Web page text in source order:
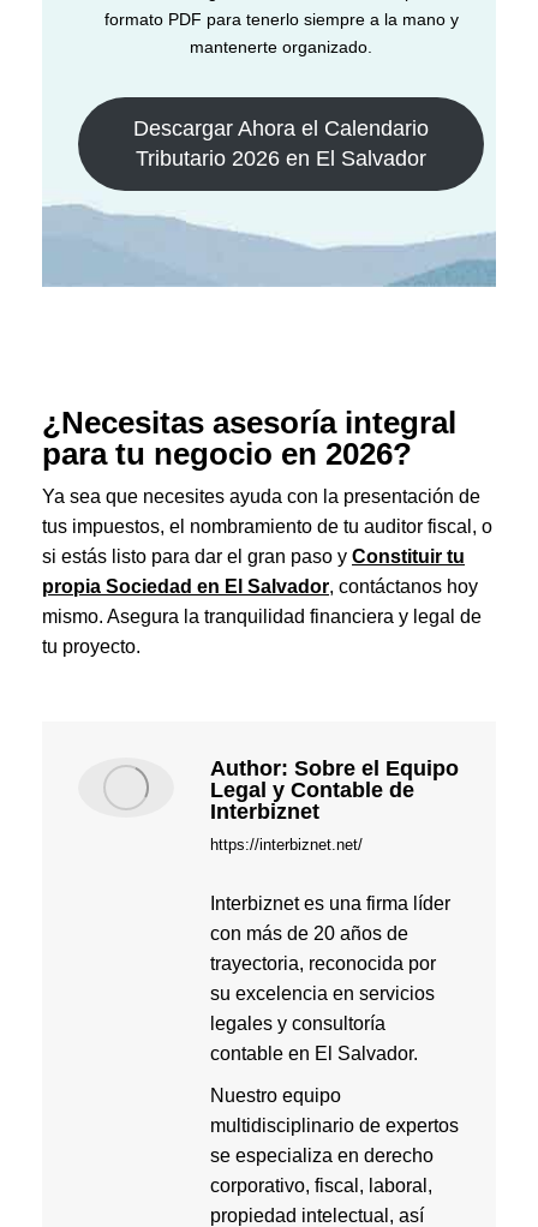
formato PDF para tenerlo siempre a la mano y
mantenerte organizado.
Descargar Ahora el Calendario
Tributario 2026 en El Salvador
¿Necesitas asesoría integral
para tu negocio en 2026?
Ya sea que necesites ayuda con la presentación de
tus impuestos, el nombramiento de tu auditor fiscal, o
si estás listo para dar el gran paso y Constituir tu
propia Sociedad en El Salvador, contáctanos hoy
mismo. Asegura la tranquilidad financiera y legal de
tu proyecto.
Author: Sobre el Equipo
Legal y Contable de
Interbiznet
https://interbiznet.net/
Interbiznet es una firma líder
con más de 20 años de
trayectoria, reconocida por
su excelencia en servicios
legales y consultoría
contable en El Salvador.
Nuestro equipo
multidisciplinario de expertos
se especializa en derecho
corporativo, fiscal, laboral,
propiedad intelectual, así